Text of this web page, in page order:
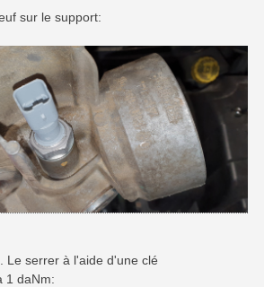
sur le support:
Le serrer à l'aide d'une clé
1 daNm: